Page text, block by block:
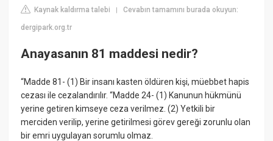
Kaynak kaldırma talebi |Cevabın tamamını burada okuyun:
dergipark.org.tr
Anayasanın 81 maddesi nedir?
“Madde 81- (1) Bir insanı kasten öldüren kişi, müebbet hapis
cezası ile cezalandırılır. “Madde 24- (1) Kanunun hükmünü
yerine getiren kimseye ceza verilmez. (2) Yetkili bir
merciden verilip, yerine getirilmesi görev gereği zorunlu olan
bir emri uygulayan sorumlu olmaz.